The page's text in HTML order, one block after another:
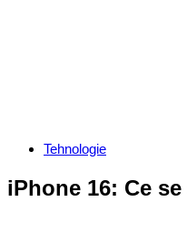
Categories
Tehnologie
iPhone 16: Ce